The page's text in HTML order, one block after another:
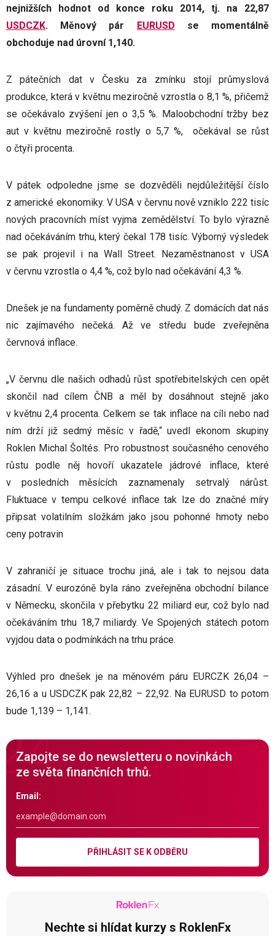
nejnižších hodnot od konce roku 2014, tj. na 22,87
USDCZK. Měnový pár EURUSD se momentálně
obchoduje nad úrovní 1,140.
Z pátečních dat v Česku za zmínku stojí průmyslová
produkce, která v květnu meziročně vzrostla o 8,1 %, přičemž
se očekávalo zvýšení jen o 3,5 %. Maloobchodní tržby bez
aut v květnu meziročně rostly o 5,7 %, očekával se růst
o čtyři procenta.
V pátek odpoledne jsme se dozvěděli nejdůležitější číslo
z americké ekonomiky. V USA v červnu nově vzniklo 222 tisíc
nových pracovních míst vyjma zemědělství. To bylo výrazně
nad očekáváním trhu, který čekal 178 tisíc. Výborný výsledek
se pak projevil i na Wall Street. Nezaměstnanost v USA
v červnu vzrostla o 4,4 %, což bylo nad očekávání 4,3 %.
Dnešek je na fundamenty poměrně chudý. Z domácích dat nás
nic zajímavého nečeká. Až ve středu bude zveřejněna
červnová inflace.
„V červnu dle našich odhadů růst spotřebitelských cen opět
skončil nad cílem ČNB a měl by dosáhnout stejně jako
v květnu 2,4 procenta. Celkem se tak inflace na cíli nebo nad
ním drží již sedmý měsíc v řadě,“ uvedl ekonom skupiny
Roklen Michal Šoltés. Pro robustnost současného cenového
růstu podle něj hovoří ukazatele jádrové inflace, které
v posledních měsících zaznamenaly setrvalý nárůst.
Fluktuace v tempu celkové inflace tak lze do značné míry
připsat volatilním složkám jako jsou pohonné hmoty nebo
ceny potravin
V zahraničí je situace trochu jiná, ale i tak to nejsou data
zásadní. V eurozóně byla ráno zveřejněna obchodní bilance
v Německu, skončila v přebytku 22 miliard eur, což bylo nad
očekáváním trhu 18,7 miliardy. Ve Spojených státech potom
vyjdou data o podmínkách na trhu práce.
Výhled pro dnešek je na měnovém páru EURCZK 26,04 –
26,16 a u USDCZK pak 22,82 – 22,92. Na EURUSD to potom
bude 1,139 – 1,141.
Zapojte se do newsletteru o novinkách
ze světa finančních trhů.
Email:
PŘIHLÁSIT SE K ODBĚRU
Nechte si hlídat kurzy s RoklenFx